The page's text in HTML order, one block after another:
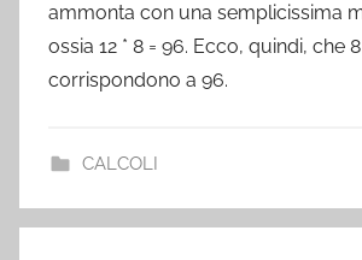
ammonta con una semplicissima
ossia 12 * 8 = 96. Ecco, quindi, che
corrispondono a 96.
CALCOLI